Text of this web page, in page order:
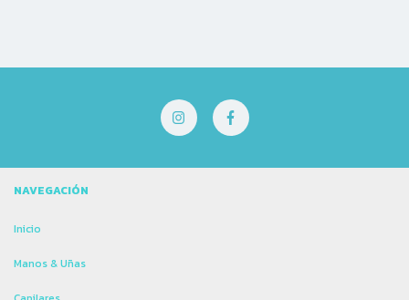
NAVEGACIÓN
Inicio
Manos & Uñas